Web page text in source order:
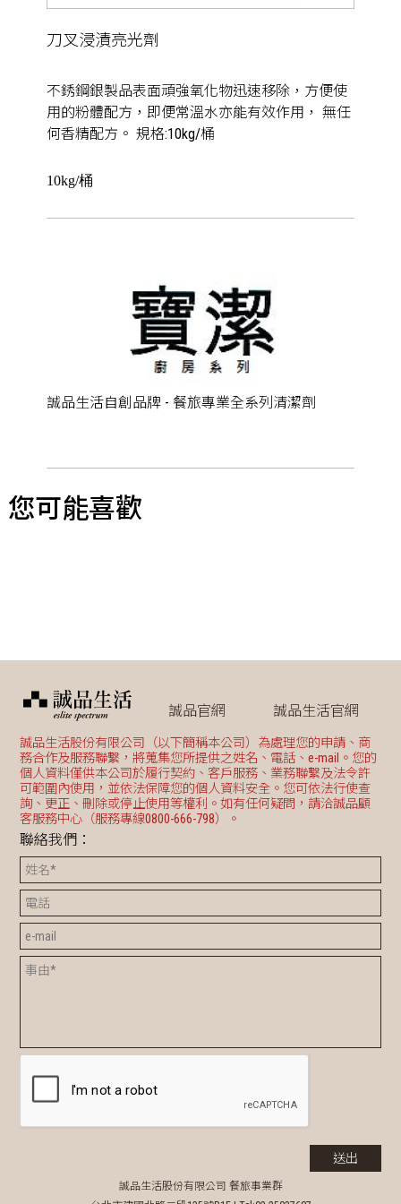
刀叉浸漬亮光劑
不銹鋼銀製品表面頑強氧化物迅速移除，方便使
用的粉體配方，即便常溫水亦能有效作用， 無任
何香精配方。 規格:10kg/桶
10kg/桶
誠品生活自創品牌 - 餐旅專業全系列清潔劑
您可能喜歡
誠品官網 誠品生活官網
誠品生活股份有限公司（以下簡稱本公司）為處理您的申請、商
務合作及服務聯繫，將蒐集您所提供之姓名、電話、e-mail。您的
個人資料僅供本公司於履行契約、客戶服務、業務聯繫及法令許
可範圍內使用，並依法保障您的個人資料安全。您可依法行使查
詢、更正、刪除或停止使用等權利。如有任何疑問，請洽誠品顧
客服務中心（服務專線0800-666-798）。
聯絡我們：
誠品生活股份有限公司 餐旅事業群